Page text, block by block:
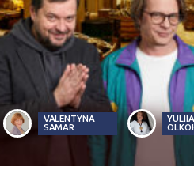
VALENTYNA
SAMAR
YULIIA